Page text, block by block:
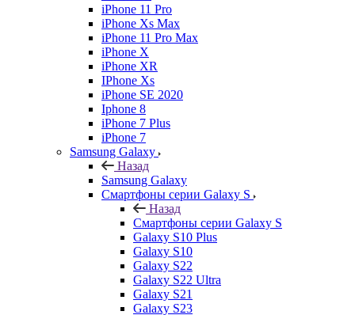
iPhone 11 Pro
iPhone Xs Max
iPhone 11 Pro Max
iPhone X
iPhone XR
IPhone Xs
iPhone SE 2020
Iphone 8
iPhone 7 Plus
iPhone 7
Samsung Galaxy
Назад
Samsung Galaxy
Смартфоны серии Galaxy S
Назад
Смартфоны серии Galaxy S
Galaxy S10 Plus
Galaxy S10
Galaxy S22
Galaxy S22 Ultra
Galaxy S21
Galaxy S23